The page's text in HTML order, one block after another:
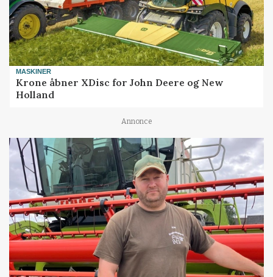
MASKINER
Krone åbner XDisc for John Deere og New
Holland
Annonce